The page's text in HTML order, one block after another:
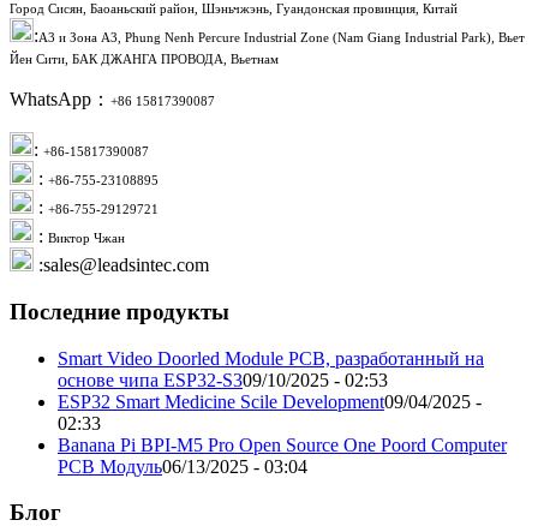
Город Сисян, Баоаньский район, Шэньчжэнь, Гуандонская провинция, Китай
:A3 и Зона A3, Phung Nenh Percure Industrial Zone (Nam Giang Industrial Park), Вьет
Йен Сити, БАК ДЖАНГА ПРОВОДА, Вьетнам
WhatsApp： +86 15817390087
: +86-15817390087
: +86-755-23108895
: +86-755-29129721
: Виктор Чжан
:sales@leadsintec.com
Последние продукты
Smart Video Doorled Module PCB, разработанный на
основе чипа ESP32-S309/10/2025 - 02:53
ESP32 Smart Medicine Scile Development09/04/2025 -
02:33
Banana Pi BPI-M5 Pro Open Source One Poord Computer
PCB Модуль06/13/2025 - 03:04
Блог